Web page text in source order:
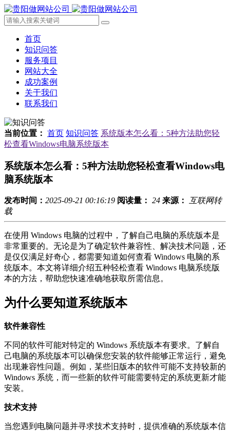
首页
知识问答
服务项目
网站大全
成功案例
关于我们
联系我们
当前位置： 首页 知识问答 系统版本怎么看：5种方法助您轻
松查看Windows电脑系统版本
系统版本怎么看：5种方法助您轻松查看Windows电
脑系统版本
发布时间： 2025-09-21 00:16:19 阅读量： 24 来源： 互联网转
载
在使用 Windows 电脑的过程中，了解自己电脑的系统版本是
非常重要的。无论是为了确定软件兼容性、解决技术问题，还
是仅仅满足好奇心，都需要知道如何查看 Windows 电脑的系
统版本。本文将详细介绍五种轻松查看 Windows 电脑系统版
本的方法，帮助您快速准确地获取所需信息。
为什么要知道系统版本
软件兼容性
不同的软件可能对特定的 Windows 系统版本有要求。了解自
己电脑的系统版本可以确保您安装的软件能够正常运行，避免
出现兼容性问题。例如，某些旧版本的软件可能不支持较新的
Windows 系统，而一些新的软件可能需要特定的系统更新才能
安装。
技术支持
当您遇到电脑问题并寻求技术支持时，提供准确的系统版本信